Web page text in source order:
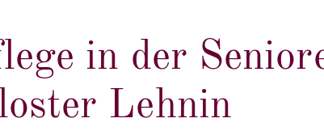
in der
Lehnin